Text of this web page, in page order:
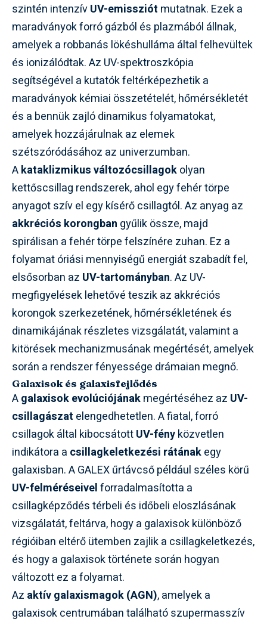
szintén intenzívUV-emissziót mutatnak. Ezek a
maradványok forró gázból és plazmából állnak,
amelyek a robbanás lökéshulláma által felhevültek
és ionizálódtak. Az UV-spektroszkópia
segítségével a kutatók feltérképezhetik a
maradványok kémiai összetételét, hőmérsékletét
és a bennük zajló dinamikus folyamatokat,
amelyek hozzájárulnak az elemek
szétszóródásához az univerzumban.
Akataklizmikus változócsillagokolyan
kettőscsillag rendszerek, ahol egy fehér törpe
anyagot szív el egy kísérő csillagtól. Az anyag az
akkréciós korongban gyűlik össze, majd
spirálisan a fehér törpe felszínére zuhan. Ez a
folyamat óriási mennyiségű energiát szabadít fel,
elsősorban az UV-tartományban. Az UV-
megfigyelések lehetővé teszik az akkréciós
korongok szerkezetének, hőmérsékletének és
dinamikájának részletes vizsgálatát, valamint a
kitörések mechanizmusának megértését, amelyek
során a rendszer fényessége drámaian megnő.
Galaxisok és galaxisfejlődés
Agalaxisok evolúciójánakmegértéséhez az UV-
csillagászat elengedhetetlen. A fiatal, forró
csillagok által kibocsátottUV-fényközvetlen
indikátora a csillagkeletkezési rátánakegy
galaxisban. A GALEX űrtávcső például széles körű
UV-felméréseivelforradalmasította a
csillagképződés térbeli és időbeli eloszlásának
vizsgálatát, feltárva, hogy a galaxisok különböző
régióiban eltérő ütemben zajlik a csillagkeletkezés,
és hogy a galaxisok története során hogyan
változott ez a folyamat.
Az aktív galaxismagok (AGN), amelyek a
galaxisok centrumában található szupermasszív